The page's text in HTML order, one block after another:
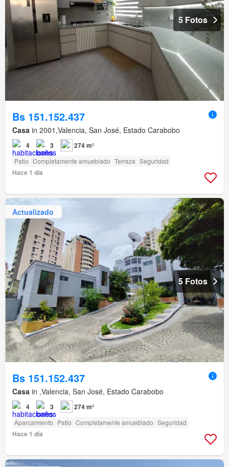
5 Fotos
Bs 151.152.437
Casa in 2001,Valencia, San José, Estado Carabobo
4 3 274 m²
Patio Completamente amueblado Terraza Seguridad
Hace 1 día
Actualizado
5 Fotos
Bs 151.152.437
Casa in ,Valencia, San José, Estado Carabobo
4 3 274 m²
Aparcamiento Patio Completamente amueblado Seguridad
Hace 1 día